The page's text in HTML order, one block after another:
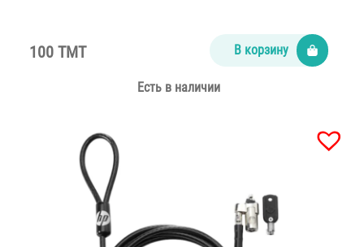
100 TMT В корзину
Есть в наличии